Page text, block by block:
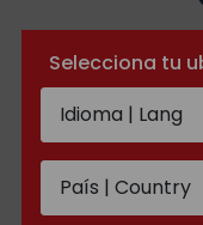
Selecciona tu
Seals
TECHNICAL